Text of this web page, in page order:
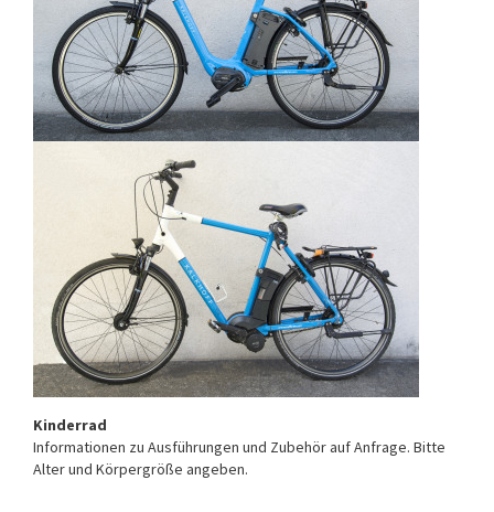
Kinderrad
Informationen zu Ausführungen und Zubehör auf Anfrage. Bitte
Alter und Körpergröße angeben.